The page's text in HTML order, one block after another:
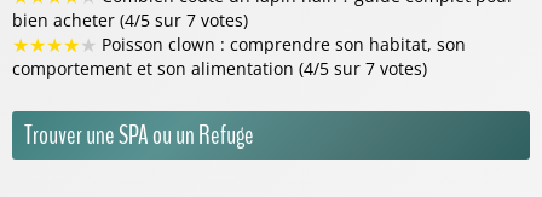
bien acheter (4/5 sur 7 votes)
★★★★★ Poisson clown : comprendre son habitat, son
comportement et son alimentation (4/5 sur 7 votes)
Trouver une SPA ou un Refuge